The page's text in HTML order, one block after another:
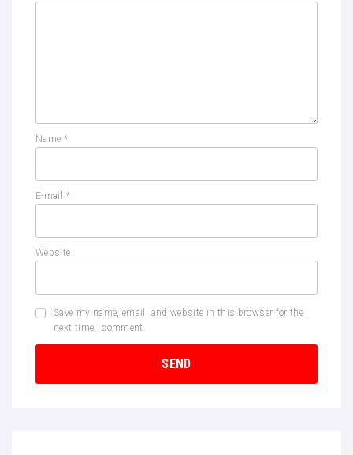
Name *
E-mail *
Website
Save my name, email, and website in this browser for the
next time I comment.